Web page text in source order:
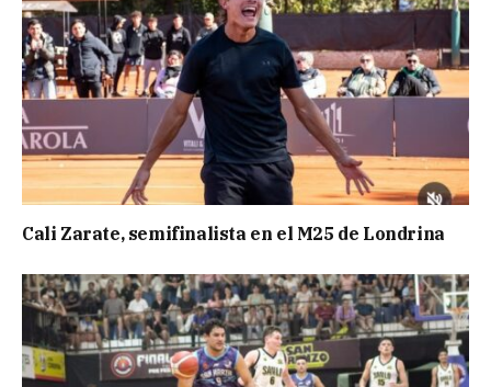
Cali Zarate, semifinalista en el M25 de Londrina